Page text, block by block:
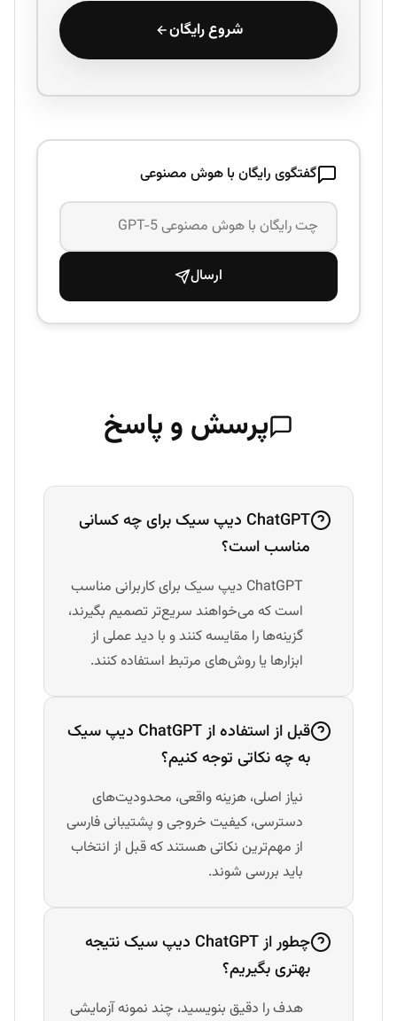
شروع رایگان
گفتگوی رایگان با هوش مصنوعی
ارسال
پرسش و پاسخ
ChatGPT دیپ سیک برای چه کسانی
مناسب است؟
ChatGPT دیپ سیک برای کاربرانی مناسب
است که می‌خواهند سریع‌تر تصمیم بگیرند،
گزینه‌ها را مقایسه کنند و با دید عملی از
ابزارها یا روش‌های مرتبط استفاده کنند.
قبل از استفاده از ChatGPT دیپ سیک
به چه نکاتی توجه کنیم؟
نیاز اصلی، هزینه واقعی، محدودیت‌های
دسترسی، کیفیت خروجی و پشتیبانی فارسی
از مهم‌ترین نکاتی هستند که قبل از انتخاب
باید بررسی شوند.
چطور از ChatGPT دیپ سیک نتیجه
بهتری بگیریم؟
هدف را دقیق بنویسید، چند نمونه آزمایشی